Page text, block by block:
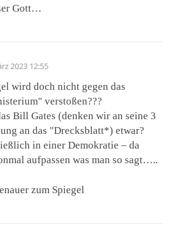
Gott…
2023 12:55
wird doch nicht gegen das
verstoßen???
Bill Gates (denken wir an seine 3
an das "Drecksblatt*) etwar?
in einer Demokratie – da
aufpassen was man so sagt…..
zum Spiegel